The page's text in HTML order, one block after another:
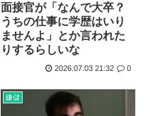
面接官が「なんで大卒？
うちの仕事に学歴はいり
ませんよ」とか言われた
りするらしいな
2026.07.03 21:32 0
嫌儲